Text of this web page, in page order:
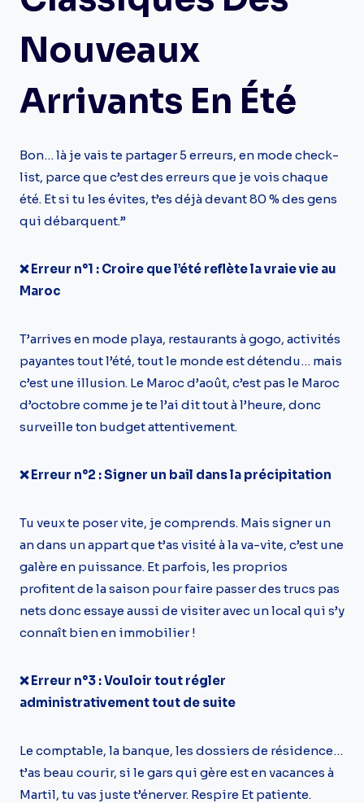
Nouveaux
Arrivants En Été
Bon… là je vais te partager 5 erreurs, en mode check-
list, parce que c’est des erreurs que je vois chaque
été. Et si tu les évites, t’es déjà devant 80 % des gens
qui débarquent.”
❌ Erreur n°1 : Croire que l’été reflète la vraie vie au
Maroc
T’arrives en mode playa, restaurants à gogo, activités
payantes tout l’été, tout le monde est détendu… mais
c’est une illusion. Le Maroc d’août, c’est pas le Maroc
d’octobre comme je te l’ai dit tout à l’heure, donc
surveille ton budget attentivement.
❌ Erreur n°2 : Signer un bail dans la précipitation
Tu veux te poser vite, je comprends. Mais signer un
an dans un appart que t’as visité à la va-vite, c’est une
galère en puissance. Et parfois, les proprios
profitent de la saison pour faire passer des trucs pas
nets donc essaye aussi de visiter avec un local qui s’y
connaît bien en immobilier !
❌ Erreur n°3 : Vouloir tout régler
administrativement tout de suite
Le comptable, la banque, les dossiers de résidence…
t’as beau courir, si le gars qui gère est en vacances à
Martil, tu vas juste t’énerver. Respire Et patiente.